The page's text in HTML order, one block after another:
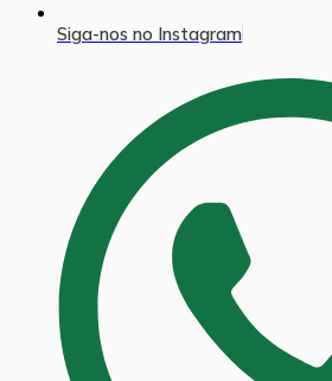
Siga-nos no Instagram